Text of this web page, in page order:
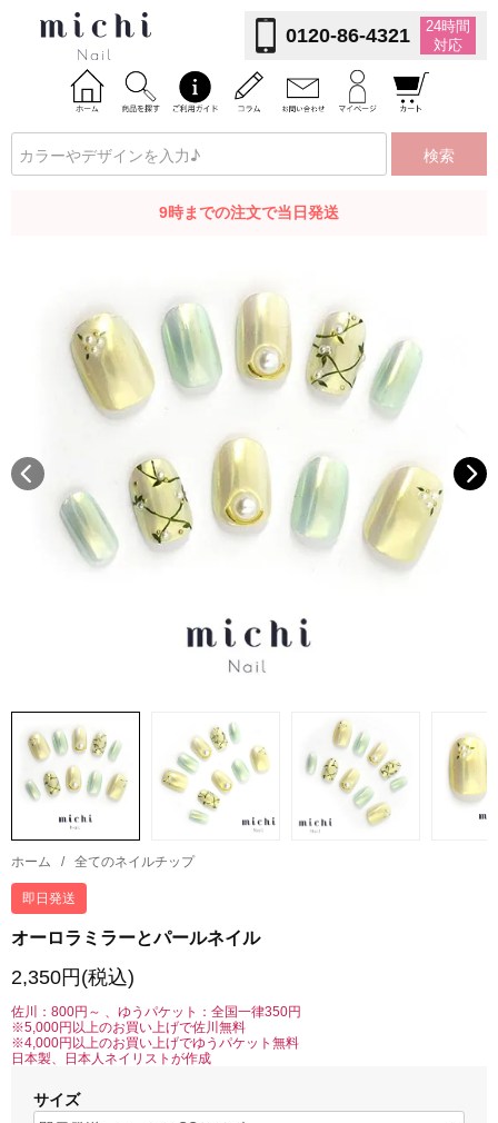
0120-86-4321
24時間
対応
検索
9時までの注文で当日発送
ホーム / 全てのネイルチップ
即日発送
オーロラミラーとパールネイル
2,350円(税込)
佐川：800円～ 、ゆうパケット：全国一律350円
※5,000円以上のお買い上げで佐川無料
※4,000円以上のお買い上げでゆうパケット無料
日本製、日本人ネイリストが作成
サイズ